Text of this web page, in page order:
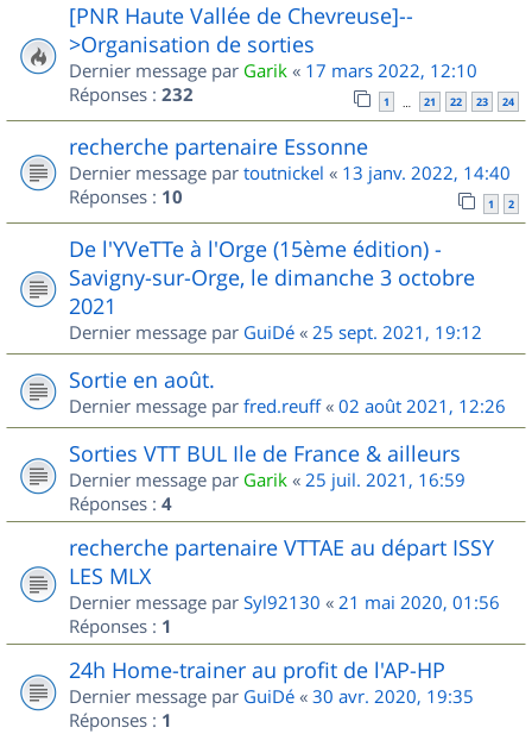
[PNR Haute Vallée de Chevreuse]--
>Organisation de sorties
Dernier message par Garik « 17 mars 2022, 12:10
Réponses : 232 1 … 21 22 23 24
recherche partenaire Essonne
Dernier message par toutnickel « 13 janv. 2022, 14:40
Réponses : 10 1 2
De l'YVeTTe à l'Orge (15ème édition) -
Savigny-sur-Orge, le dimanche 3 octobre
2021
Dernier message par GuiDé « 25 sept. 2021, 19:12
Sortie en août.
Dernier message par fred.reuff« 02 août 2021, 12:26
Sorties VTT BUL Ile de France & ailleurs
Dernier message par Garik « 25 juil. 2021, 16:59
Réponses : 4
recherche partenaire VTTAE au départ ISSY
LES MLX
Dernier message par Syl92130 « 21 mai 2020, 01:56
Réponses : 1
24h Home-trainer au profit de l'AP-HP
Dernier message par GuiDé « 30 avr. 2020, 19:35
Réponses : 1